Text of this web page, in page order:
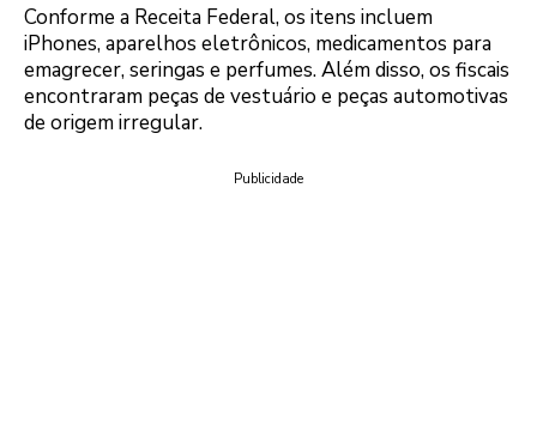
Conforme a Receita Federal, os itens incluem
iPhones, aparelhos eletrônicos, medicamentos para
emagrecer, seringas e perfumes. Além disso, os fiscais
encontraram peças de vestuário e peças automotivas
de origem irregular.
Publicidade